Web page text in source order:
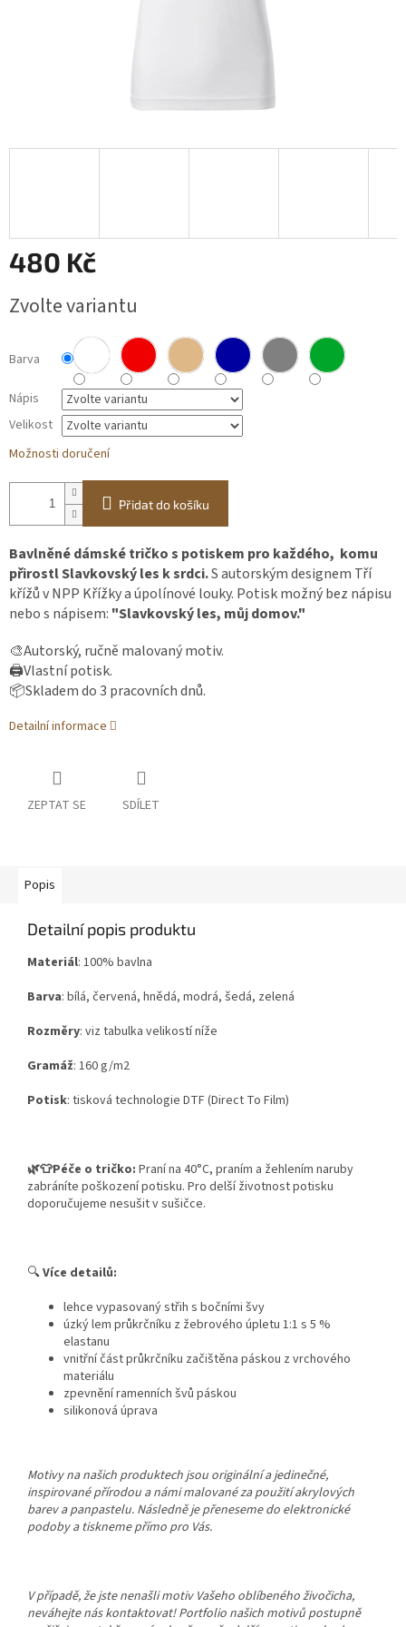
480 Kč
cena:
Zvolte variantu
Barva
Nápis
Velikost
Možnosti doručení
Přidat do košíku
Bavlněné dámské tričko s potiskem pro každého, komu
přirostl Slavkovský les k srdci.S autorským designem Tří
křížů v NPP Křížky a úpolínové louky. Potisk možný bez nápisu
nebo s nápisem: "Slavkovský les, můj domov."
🎨Autorský, ručně malovaný motiv.
🖨️Vlastní potisk.
📦Skladem do 3 pracovních dnů.
Detailní informace
ZEPTAT SE SDÍLET
Popis
Detailní popis produktu
Materiál: 100% bavlna
Barva: bílá, červená, hnědá, modrá, šedá, zelená
Rozměry: viz tabulka velikostí níže
Gramáž: 160 g/m2
Potisk: tisková technologie DTF (Direct To Film)
🌿👕Péče o tričko: Praní na 40°C, praním a žehlením naruby
zabráníte poškození potisku. Pro delší životnost potisku
doporučujeme nesušit v sušičce.
🔍 Více detailů:
lehce vypasovaný střih s bočními švy
úzký lem průkrčníku z žebrového úpletu 1:1 s 5 %
elastanu
vnitřní část průkrčníku začištěna páskou z vrchového
materiálu
zpevnění ramenních švů páskou
silikonová úprava
Motivy na našich produktech jsou originální a jedinečné,
inspirované přírodou a námi malované za použití akrylových
barev a panpastelu. Následně je přeneseme do elektronické
podoby a tiskneme přímo pro Vás.
V případě, že jste nenašli motiv Vašeho oblíbeného živočicha,
neváhejte nás kontaktovat! Portfolio našich motivů postupně